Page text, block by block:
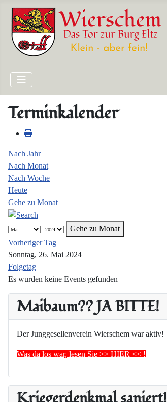
Maibaum?? JA BITTE!
Der Junggesellenverein Wierschem war aktiv!
Was da los war, lesen Sie >> HIER << !
Terminkalender
Nach Jahr
Nach Monat
Nach Woche
Heute
Gehe zu Monat
Gehe zu Monat
Vorheriger Tag
Sonntag, 26. Mai 2024
Folgetag
Es wurden keine Events gefunden